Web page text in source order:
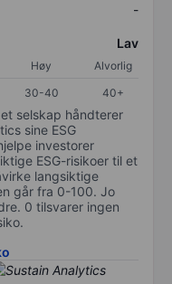
-
Lav
Høy
Alvorlig
30-40 40+
selskap håndterer
sine ESG
investorer
ESG-risikoer til et
langsiktige
går fra 0-100. Jo
0 tilsvarer ingen